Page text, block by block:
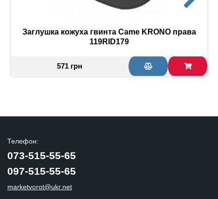
Заглушка кожуха гвинта Came KRONO права
119RID179
571 грн
Телефон:
073-515-55-65
097-515-55-65
marketvorot@ukr.net